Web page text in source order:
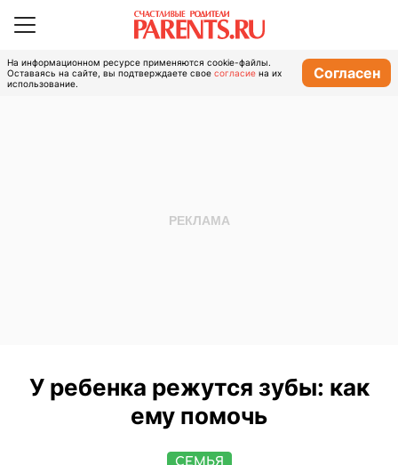
На информационном ресурсе применяются cookie-файлы.
Оставаясь на сайте, вы подтверждаете свое согласие на их
использование.
Согласен
У ребенка режутся зубы: как
ему помочь
СЕМЬЯ